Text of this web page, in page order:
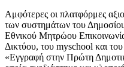
Αμφότερες οι πλατφόρμες
των συστημάτων του Δημοσίου
Εθνικού Μητρώου
Δικτύου, του myschool και
«Εγγραφή στην Πρώτη